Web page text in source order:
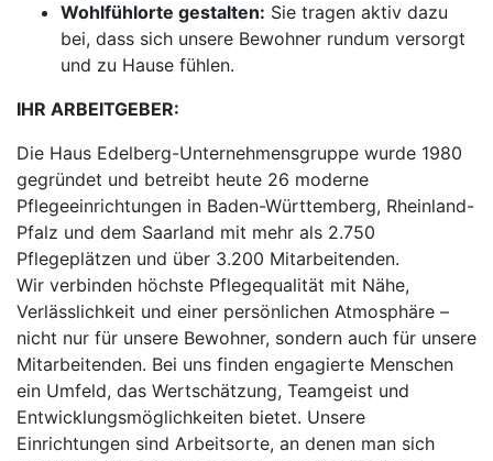
Wohlfühlorte gestalten: Sie tragen aktiv dazu
bei, dass sich unsere Bewohner rundum versorgt
und zu Hause fühlen.
IHR ARBEITGEBER:
Die Haus Edelberg-Unternehmensgruppe wurde 1980
gegründet und betreibt heute 26 moderne
Pflegeeinrichtungen in Baden-Württemberg, Rheinland-
Pfalz und dem Saarland mit mehr als 2.750
Pflegeplätzen und über 3.200 Mitarbeitenden.
Wir verbinden höchste Pflegequalität mit Nähe,
Verlässlichkeit und einer persönlichen Atmosphäre –
nicht nur für unsere Bewohner, sondern auch für unsere
Mitarbeitenden. Bei uns finden engagierte Menschen
ein Umfeld, das Wertschätzung, Teamgeist und
Entwicklungsmöglichkeiten bietet. Unsere
Einrichtungen sind Arbeitsorte, an denen man sich